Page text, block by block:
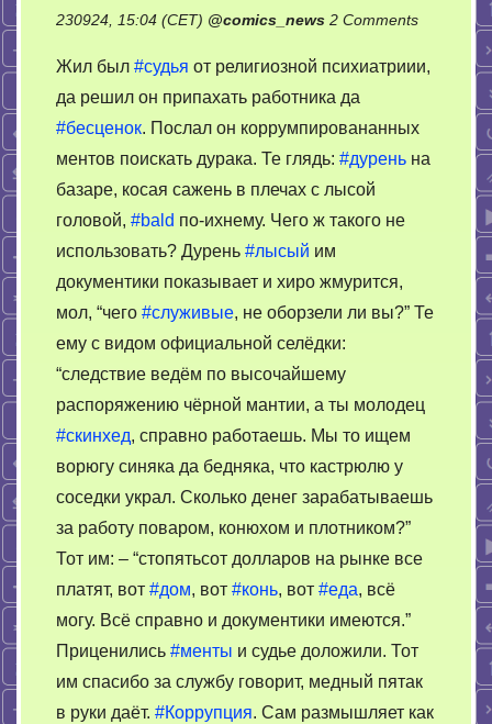
230924, 15:04 (CET) @comics_news 2 Commentson
на
дня
–
Жил был #судья от религиозной психиатриии,
да решил он припахать работника да
#бесценок. Послал он коррумпировананных
ментов поискать дурака. Те глядь: #дурень на
базаре, косая сажень в плечах с лысой
головой, #bald по-ихнему. Чего ж такого не
использовать? Дурень #лысый им
документики показывает и хиро жмурится,
мол, “чего #служивые, не оборзели ли вы?” Те
ему с видом официальной селёдки:
“следствие ведём по высочайшему
распоряжению чёрной мантии, а ты молодец
#скинхед, справно работаешь. Мы то ищем
ворюгу синяка да бедняка, что кастрюлю у
соседки украл. Сколько денег зарабатываешь
за работу поваром, конюхом и плотником?”
Тот им: – “стопятьсот долларов на рынке все
платят, вот #дом, вот #конь, вот #еда, всё
могу. Всё справно и документики имеются.”
Приценились #менты и судье доложили. Тот
им спасибо за службу говорит, медный пятак
в руки даёт. #Коррупция. Сам размышляет как